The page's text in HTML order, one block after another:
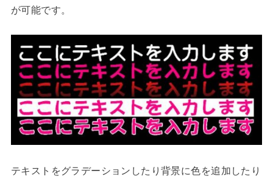
が可能です。
テキストをグラデーションしたり背景に色を追加したり